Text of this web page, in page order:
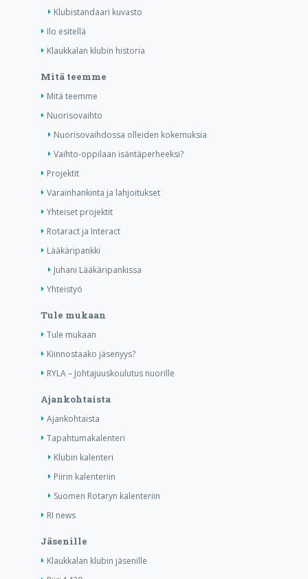
Klubistandaari kuvasto
Ilo esitellä
Klaukkalan klubin historia
Mitä teemme
Mitä teemme
Nuorisovaihto
Nuorisovaihdossa olleiden kokemuksia
Vaihto-oppilaan isäntäperheeksi?
Projektit
Varainhankinta ja lahjoitukset
Yhteiset projektit
Rotaract ja Interact
Lääkäripankki
Juhani Lääkäripankissa
Yhteistyö
Tule mukaan
Tule mukaan
Kiinnostaako jäsenyys?
RYLA – Johtajuuskoulutus nuorille
Ajankohtaista
Ajankohtaista
Tapahtumakalenteri
Klubin kalenteri
Piirin kalenteriin
Suomen Rotaryn kalenteriin
RI news
Jäsenille
Klaukkalan klubin jäsenille